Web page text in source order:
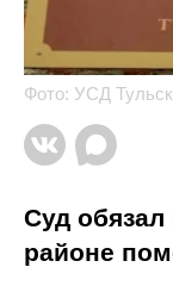
Фото: УСД
Суд
районе